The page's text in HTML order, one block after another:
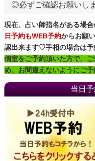
◎必ずご確認お願いし
現在、占い師指名がある場
日予約もWEB予約からお願
認出来ます♡手相の場合は予
個室をご予約頂いた方で、
め、お間違えないようにご
当日